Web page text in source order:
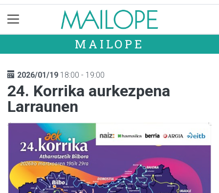
MAILOPE
2026/01/19 18:00 - 19:00
24. Korrika aurkezpena
Larraunen